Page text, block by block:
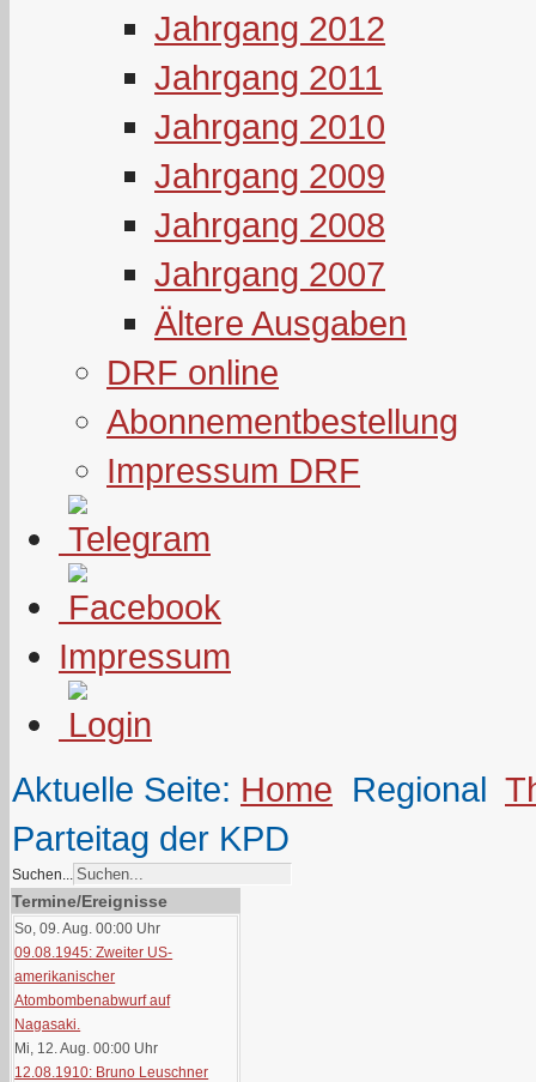
Jahrgang 2012
Jahrgang 2011
Jahrgang 2010
Jahrgang 2009
Jahrgang 2008
Jahrgang 2007
Ältere Ausgaben
DRF online
Abonnementbestellung
Impressum DRF
Impressum
Aktuelle Seite: Home Regional
Parteitag der KPD
Suchen...
Termine/Ereignisse
So, 09. Aug. 00:00 Uhr
09.08.1945: Zweiter US-
amerikanischer
Atombombenabwurf auf
Nagasaki.
Mi, 12. Aug. 00:00 Uhr
12.08.1910: Bruno Leuschner